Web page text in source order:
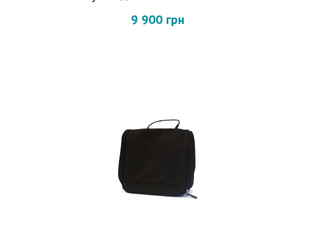
9 900 грн